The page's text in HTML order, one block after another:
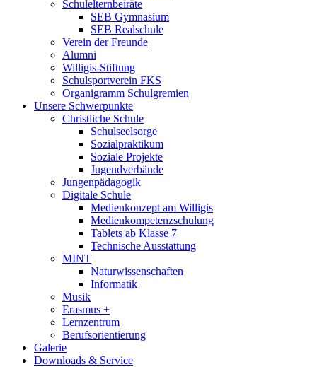
Schulelternbeiräte
SEB Gymnasium
SEB Realschule
Verein der Freunde
Alumni
Willigis-Stiftung
Schulsportverein FKS
Organigramm Schulgremien
Unsere Schwerpunkte
Christliche Schule
Schulseelsorge
Sozialpraktikum
Soziale Projekte
Jugendverbände
Jungenpädagogik
Digitale Schule
Medienkonzept am Willigis
Medienkompetenzschulung
Tablets ab Klasse 7
Technische Ausstattung
MINT
Naturwissenschaften
Informatik
Musik
Erasmus +
Lernzentrum
Berufsorientierung
Galerie
Downloads & Service